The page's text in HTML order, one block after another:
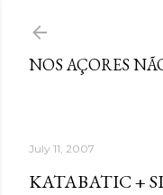
NOS AÇORES
July 11, 2007
KATABATIC +